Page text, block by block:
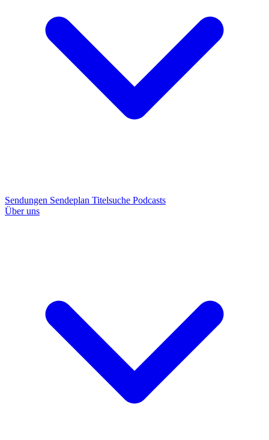
Sendungen Sendeplan Titelsuche Podcasts
Über uns